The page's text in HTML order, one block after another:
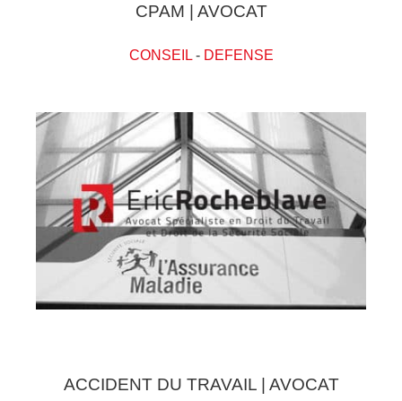
CPAM | AVOCAT
CONSEIL- DEFENSE
ACCIDENT DU TRAVAIL | AVOCAT